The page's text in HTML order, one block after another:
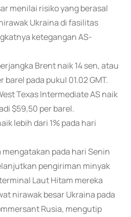
menilai risiko yang berasal
Ukraina di fasilitas
ketegangan AS-
Brent naik 14 sen, atau
barel pada pukul 01.02 GMT.
Texas Intermediate AS naik
$59,50 per barel.
lebih dari 1% pada hari
mengatakan pada hari Senin
pengiriman minyak
Laut Hitam mereka
nirawak besar Ukraina pada
Rusia, mengutip